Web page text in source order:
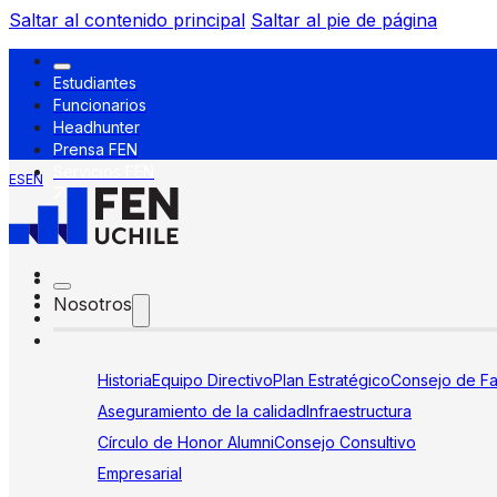
Saltar al contenido principal Saltar al pie de página
Estudiantes
Funcionarios
Headhunter
Prensa FEN
ESEN
Nosotros
HistoriaEquipo DirectivoPlan EstratégicoConsejo de
Aseguramiento de la calidadInfraestructura
Círculo de Honor AlumniConsejo Consultivo
Empresarial